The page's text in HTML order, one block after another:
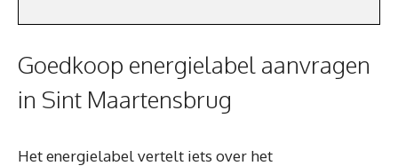
Goedkoop energielabel aanvragen
in Sint Maartensbrug
Het energielabel vertelt iets over het